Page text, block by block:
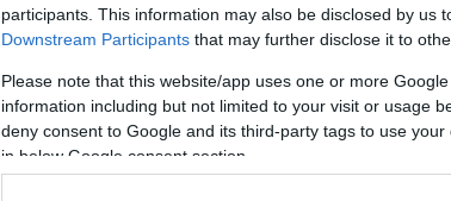
participants. This information may also be disclosed by us
Downstream Participants that may further disclose it to
Please note that this website/app uses one or more
information including but not limited to your visit or usage
deny consent to Google and its third-party tags to use
in below Google consent section.
Πολιτική|02.07.2026 13:23
Σακελλαρίδης: Ο
βγήκε κατ’ εντολή
να χυδαιολογήσει κατά
Αριστεράς